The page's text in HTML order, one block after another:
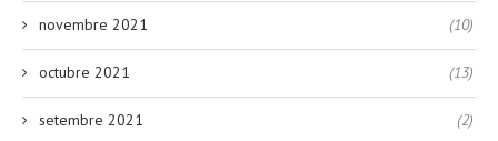
novembre 2021 (10)
octubre 2021 (13)
setembre 2021 (2)